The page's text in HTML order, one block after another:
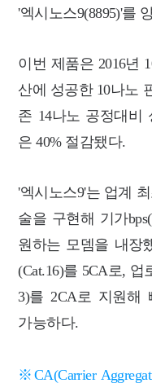
'엑시노스9(8895)'를
이번 제품은 2016년
산에 성공한 10나노
존 14나노 공정대비
은 40% 절감됐다.
'엑시노스9'는 업계 최
술을 구현해 기가
원하는 모뎀을 내장
(Cat.16)를 5CA로, 업
3)를 2CA로 지원해
가능하다.
※CA(Carrier